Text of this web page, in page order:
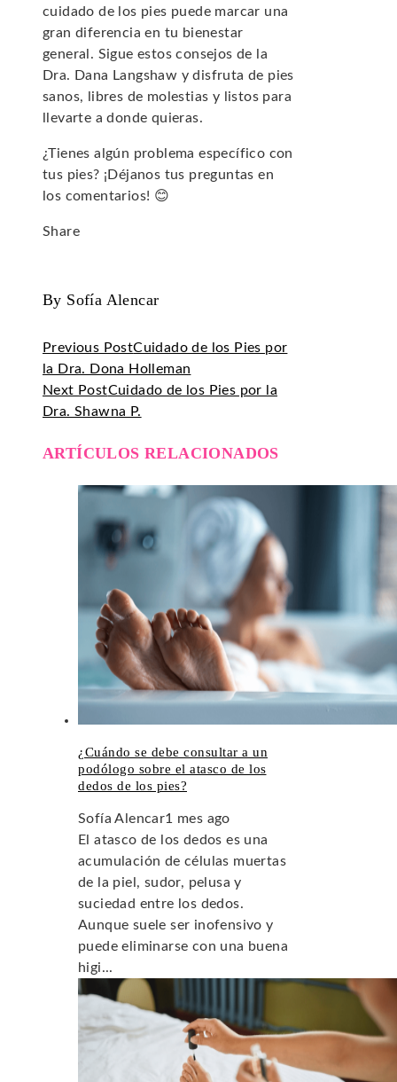
cuidado de los pies puede marcar una
gran diferencia en tu bienestar
general. Sigue estos consejos de la
Dra. Dana Langshaw y disfruta de pies
sanos, libres de molestias y listos para
llevarte a donde quieras.
¿Tienes algún problema específico con
tus pies? ¡Déjanos tus preguntas en
los comentarios! 😊
Share
By Sofía Alencar
Previous PostCuidado de los Pies por
la Dra. Dona Holleman
Next PostCuidado de los Pies por la
Dra. Shawna P.
ARTÍCULOS RELACIONADOS
¿Cuándo se debe consultar a un
podólogo sobre el atasco de los
dedos de los pies?
Sofía Alencar1 mes ago
El atasco de los dedos es una
acumulación de células muertas
de la piel, sudor, pelusa y
suciedad entre los dedos.
Aunque suele ser inofensivo y
puede eliminarse con una buena
higi...